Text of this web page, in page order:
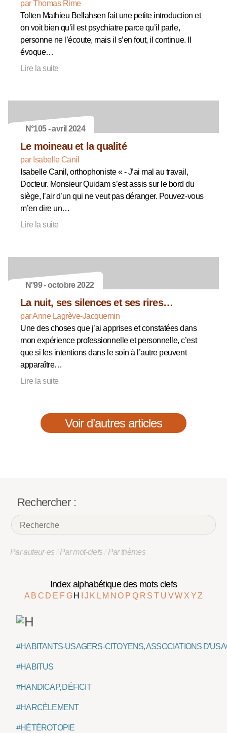
par Thomas Rime
Tolten Mathieu Bellahsen fait une petite introduction et
on voit bien qu’il est psychiatre parce qu’il parle,
personne ne l’écoute, mais il s’en fout, il continue. Il
évoque…
Lire la suite
N°105 - avril 2024
Le moineau et la qualité
par Isabelle Canil
Isabelle Canil, orthophoniste « - J’ai mal au travail,
Docteur. Monsieur Quidam s’est assis sur le bord du
siège, l’air d’un qui ne veut pas déranger. Pouvez-vous
m’en dire un…
Lire la suite
N°99 - octobre 2022
La nuit, ses silences et ses rires…
par Anne Lagrève-Jacquemin
Une des choses que j’ai apprises et constatées dans
mon expérience professionnelle et personnelle, c’est
que si les intentions dans le soin à l’autre peuvent
apparaître…
Lire la suite
Voir d’autres articles
Rechercher :
Par auteur·es/Par mot-clefs/Par thèmes
Index alphabétique des mots clefs
A B C D E F G H J K L M NO P Q R ST U VW X YZ
#HABITANTS-USAGERS-CITOYENS, ASSOCIATIONS
#HABITUS
#HANDICAP, DÉFICIT
#HARCÈLEMENT
#HÉTÉROTOPIE